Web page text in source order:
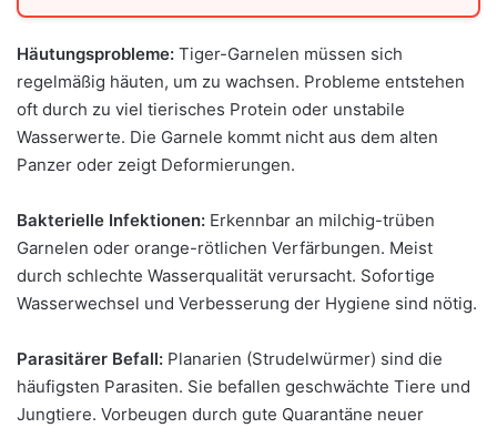
Häutungsprobleme: Tiger-Garnelen müssen sich
regelmäßig häuten, um zu wachsen. Probleme entstehen
oft durch zu viel tierisches Protein oder unstabile
Wasserwerte. Die Garnele kommt nicht aus dem alten
Panzer oder zeigt Deformierungen.
Bakterielle Infektionen: Erkennbar an milchig-trüben
Garnelen oder orange-rötlichen Verfärbungen. Meist
durch schlechte Wasserqualität verursacht. Sofortige
Wasserwechsel und Verbesserung der Hygiene sind nötig.
Parasitärer Befall: Planarien (Strudelwürmer) sind die
häufigsten Parasiten. Sie befallen geschwächte Tiere und
Jungtiere. Vorbeugen durch gute Quarantäne neuer